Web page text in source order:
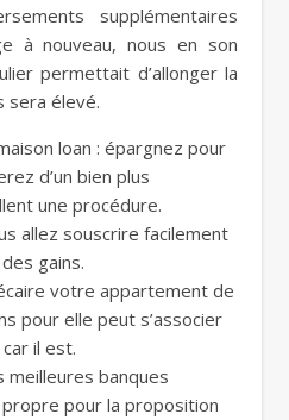
supplémentaires
à nouveau, nous en son
permettait d’allonger la
sera élevé.
loan : épargnez pour
d’un bien plus
une procédure.
allez souscrire facilement
gains.
votre appartement de
pour elle peut s’associer
il est.
meilleures banques
pour la proposition